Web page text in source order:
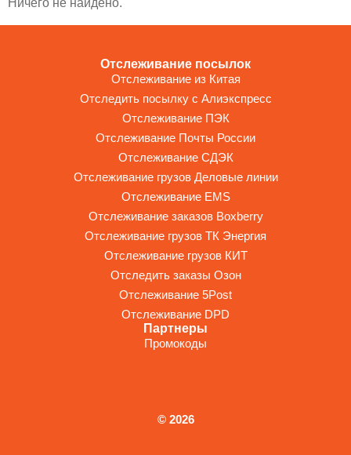
Отслеживание посылок
Отслеживание из Китая
Отследить посылку с Алиэкспресс
Отслеживание ПЭК
Отслеживание Почты России
Отслеживание СДЭК
Отслеживание грузов Деловые линии
Отслеживание EMS
Отслеживание заказов Boxberry
Отслеживание грузов ТК Энергия
Отслеживание грузов КИТ
Отследить заказы Озон
Отслеживание 5Post
Отслеживание DPD
Партнеры
Промокоды
© 2026